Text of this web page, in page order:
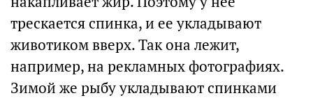
трескается спинка, и ее укладывают
животиком вверх. Так она лежит,
например, на рекламных фотографиях.
Зимой же рыбу укладывают спинками